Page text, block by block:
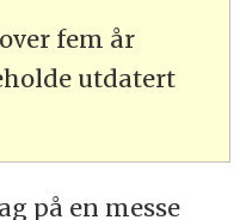
fem år
utdatert
på en messe